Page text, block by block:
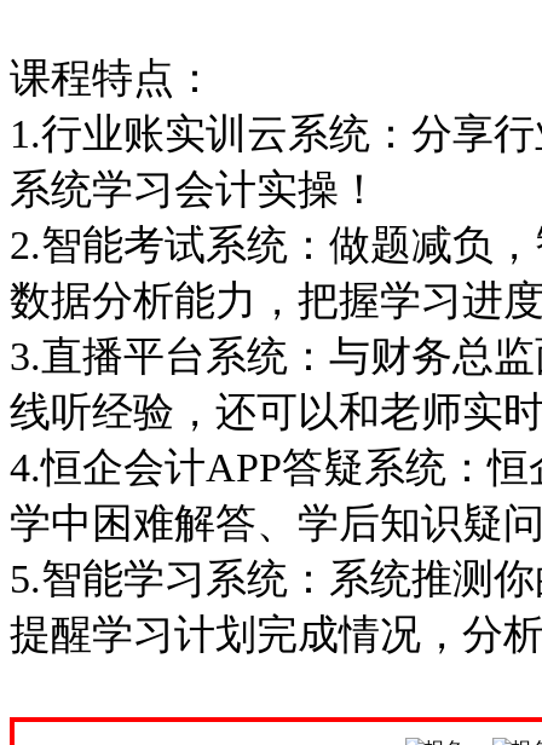
课程特点：
1.行业账实训云系统：分享
系统学习会计实操！
2.智能考试系统：做题减负
数据分析能力，把握学习进
3.直播平台系统：与财务总
线听经验，还可以和老师实
4.恒企会计APP答疑系统：
学中困难解答、学后知识疑
5.智能学习系统：系统推测
提醒学习计划完成情况，分